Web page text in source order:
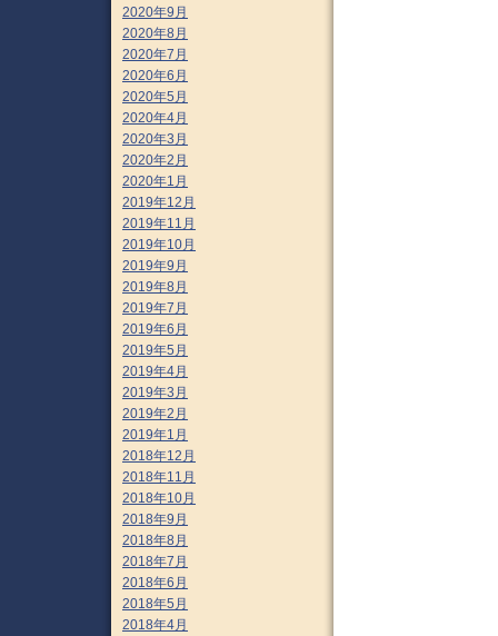
2020年9月
2020年8月
2020年7月
2020年6月
2020年5月
2020年4月
2020年3月
2020年2月
2020年1月
2019年12月
2019年11月
2019年10月
2019年9月
2019年8月
2019年7月
2019年6月
2019年5月
2019年4月
2019年3月
2019年2月
2019年1月
2018年12月
2018年11月
2018年10月
2018年9月
2018年8月
2018年7月
2018年6月
2018年5月
2018年4月